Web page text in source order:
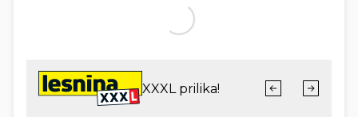
odnosno nije dogovoreno kako će se to riješiti.
na izmjene zakona jer, kako saznajemo, MUP ide u
hitnu izmjenu Zakon o javnom okupljanju kako ne